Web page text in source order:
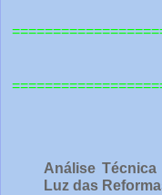
Análise
Luz das